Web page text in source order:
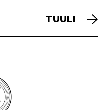
TUULI